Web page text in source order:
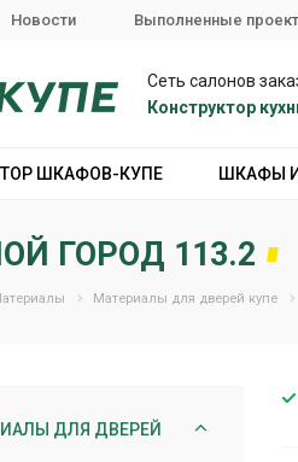
Новости Выполненные
Сеть салонов
Конструктор
ШКАФОВ-КУПЕ ШКАФЫ
ГОРОД 113.2
Материалы для дверей купе
ДЛЯ ДВЕРЕЙ